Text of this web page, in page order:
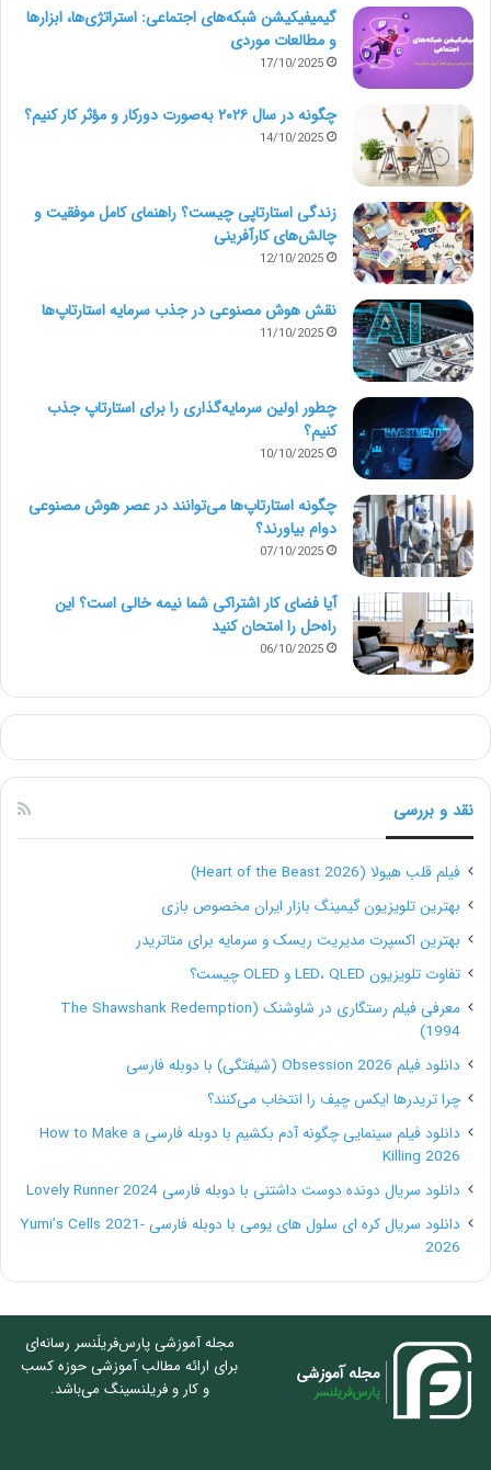
گیمیفیکیشن شبکه‌های اجتماعی: استراتژی‌ها، ابزارها
و مطالعات موردی
17/10/2025
چگونه در سال ۲۰۲۶ به‌صورت دورکار و مؤثر کار کنیم؟
14/10/2025
زندگی استارتاپی چیست؟ راهنمای کامل موفقیت و
چالش‌های کارآفرینی
12/10/2025
نقش هوش مصنوعی در جذب سرمایه استارتاپ‌ها
11/10/2025
چطور اولین سرمایه‌گذاری را برای استارتاپ جذب
کنیم؟
10/10/2025
چگونه استارتاپ‌ها می‌توانند در عصر هوش مصنوعی
دوام بیاورند؟
07/10/2025
آیا فضای کار اشتراکی شما نیمه‌ خالی است؟ این
راه‌حل را امتحان کنید
06/10/2025
نقد و بررسی
فیلم قلب هیولا (Heart of the Beast 2026)
بهترین تلویزیون گیمینگ بازار ایران مخصوص بازی
بهترین اکسپرت مدیریت ریسک و سرمایه برای متاتریدر
تفاوت تلویزیون LED، QLED و OLED چیست؟
معرفی فیلم رستگاری در شاوشنک (The Shawshank Redemption
1994)
دانلود فیلم Obsession 2026 (شیفتگی) با دوبله فارسی
چرا تریدرها ایکس چیف را انتخاب می‌کنند؟
دانلود فیلم سینمایی چگونه آدم بکشیم با دوبله فارسی How to Make a
Killing 2026
دانلود سریال دونده دوست داشتنی با دوبله فارسی Lovely Runner 2024
دانلود سریال کره ای سلول های یومی با دوبله فارسی Yumi’s Cells 2021-
2026
مجله آموزشی پارس‌فریلَنسر رسانه‌ای
برای ارائه مطالب آموزشی حوزه کسب
و کار و فریلنسینگ می‌باشد.